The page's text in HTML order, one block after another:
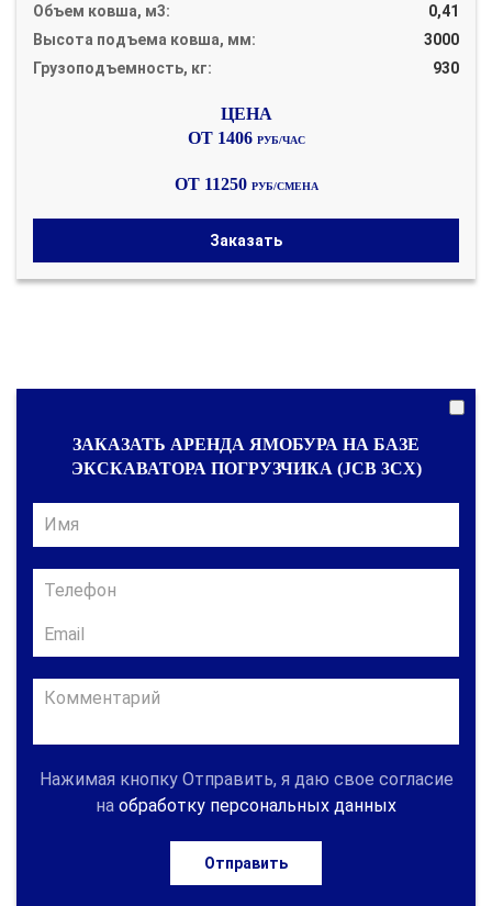
Объем ковша, м3:
0,41
Высота подъема ковша, мм:
3000
Грузоподъемность, кг:
930
ОТ 1406 РУБ/ЧАС
ОТ 11250 РУБ/СМЕНА
Заказать
ЗАКАЗАТЬ АРЕНДА ЯМОБУРА НА БАЗЕ
ЭКСКАВАТОРА ПОГРУЗЧИКА (JCB 3CX)
Нажимая кнопку Отправить, я даю свое согласие
на обработку персональных данных
Отправить